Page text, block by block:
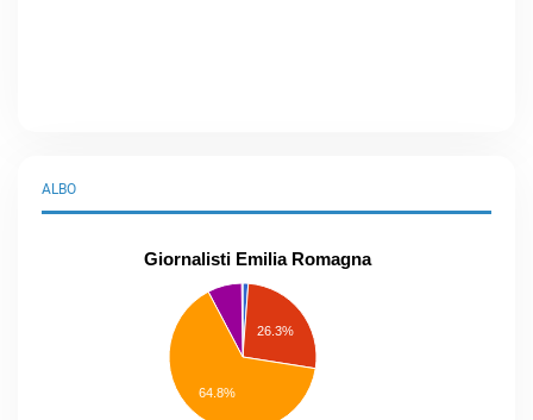
ALBO
Giornalisti Emilia Romagna
26.3%
64.8%